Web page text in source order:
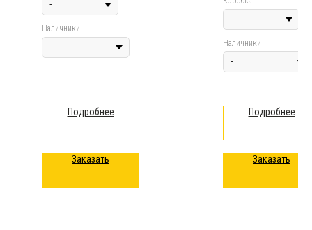
Наличники
Подробнее
Заказать
Наличники
Подробнее
Заказать